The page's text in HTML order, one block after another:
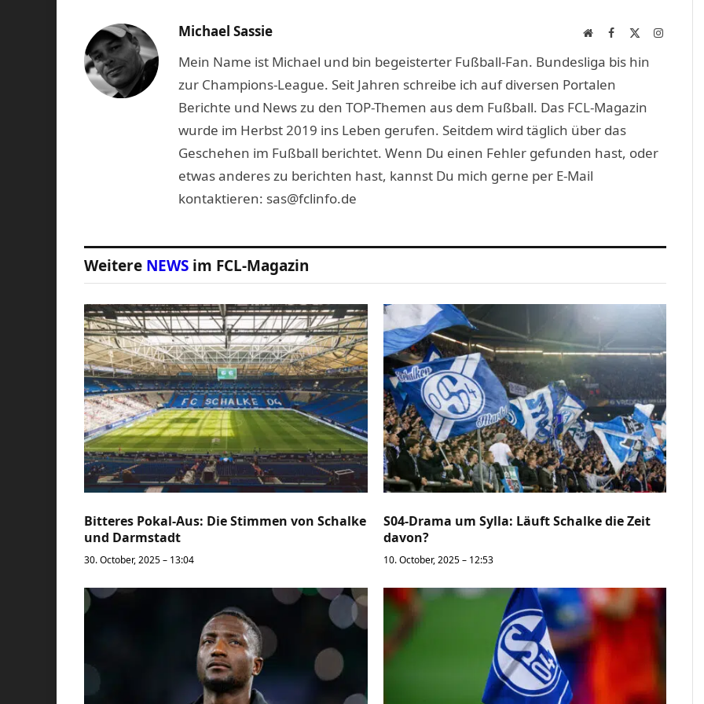
Michael Sassie WebsiteFacebook
Mein Name ist Michael und bin begeisterter Fußball-Fan. Bundesliga bis hin
zur Champions-League. Seit Jahren schreibe ich auf diversen Portalen
Berichte und News zu den TOP-Themen aus dem Fußball. Das FCL-Magazin
wurde im Herbst 2019 ins Leben gerufen. Seitdem wird täglich über das
Geschehen im Fußball berichtet. Wenn Du einen Fehler gefunden hast, oder
etwas anderes zu berichten hast, kannst Du mich gerne per E-Mail
kontaktieren: sas@fclinfo.de
Weitere NEWS im FCL-Magazin
Bitteres Pokal-Aus: Die Stimmen von Schalke
und Darmstadt
30. October, 2025 – 13:04
S04-Drama um Sylla: Läuft Schalke die Zeit
davon?
10. October, 2025 – 12:53